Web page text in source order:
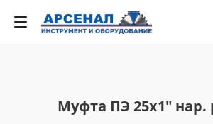
Муфта ПЭ 25х1" нар.